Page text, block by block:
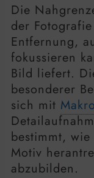
Die
der
Entfernung,
fokussieren
Bild liefert.
besonderer
sich mit
bestimmt,
Motiv
abzubilden.